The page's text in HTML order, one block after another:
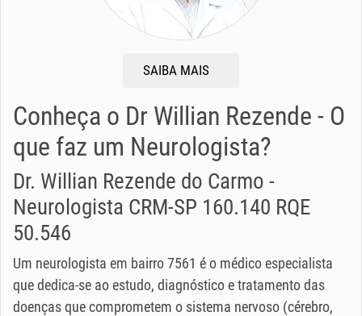
SAIBA MAIS
Conheça o Dr Willian Rezende - O
que faz um Neurologista?
Dr. Willian Rezende do Carmo -
Neurologista CRM-SP 160.140 RQE
50.546
Um neurologista em bairro 7561 é o médico especialista
que dedica-se ao estudo, diagnóstico e tratamento das
doenças que comprometem o sistema nervoso (cérebro,